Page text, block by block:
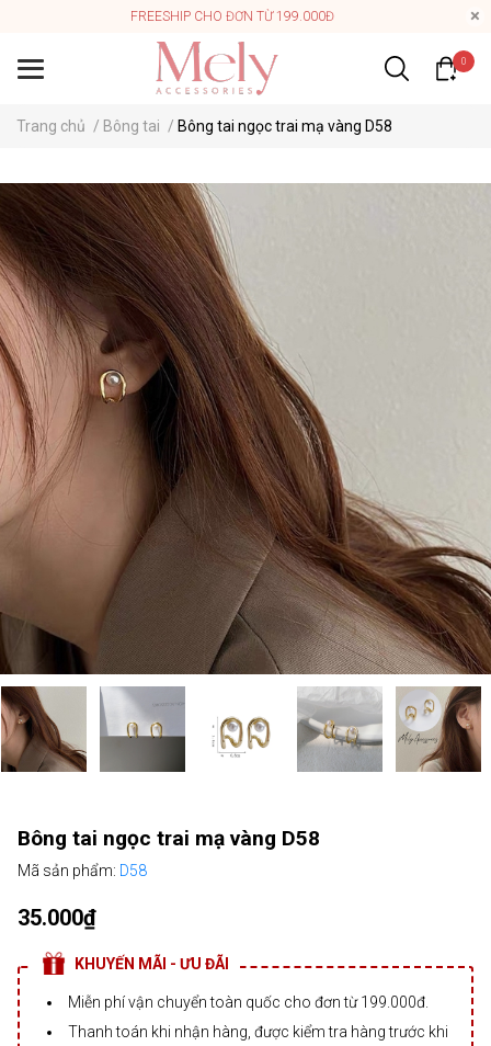
FREESHIP CHO ĐƠN TỪ 199.000Đ
0
Trang chủ / Bông tai / Bông tai ngọc trai mạ vàng D58
Bông tai ngọc trai mạ vàng D58
Mã sản phẩm: D58
35.000₫
KHUYẾN MÃI - ƯU ĐÃI
Miễn phí vận chuyển toàn quốc cho đơn từ 199.000đ.
Thanh toán khi nhận hàng, được kiểm tra hàng trước khi